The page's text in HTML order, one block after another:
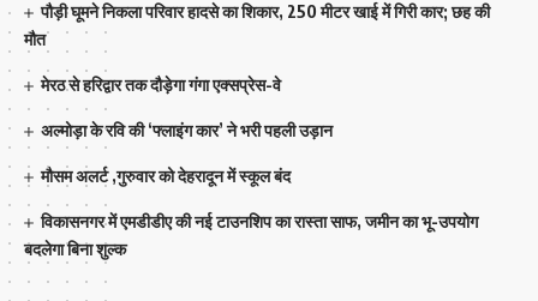
पौड़ी घूमने निकला परिवार हादसे का शिकार, 250 मीटर खाई में गिरी कार; छह की
मौत
मेरठ से हरिद्वार तक दौड़ेगा गंगा एक्सप्रेस-वे
अल्मोड़ा के रवि की ‘फ्लाइंग कार’ ने भरी पहली उड़ान
मौसम अलर्ट ,गुरुवार को देहरादून में स्कूल बंद
विकासनगर में एमडीडीए की नई टाउनशिप का रास्ता साफ, जमीन का भू-उपयोग
बदलेगा बिना शुल्क